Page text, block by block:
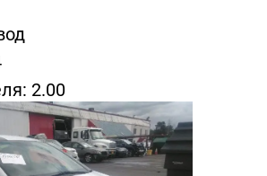
2.00